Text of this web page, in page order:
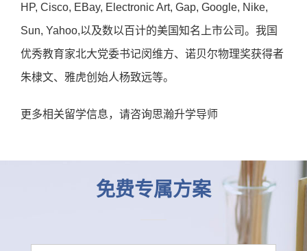
HP, Cisco, EBay, Electronic Art, Gap, Google, Nike,
Sun, Yahoo,以及数以百计的美国知名上市公司。我国
优秀教育家北大党委书记闵维方、诺贝尔物理奖获得者
朱棣文、雅虎创始人杨致远等。
更多相关留学信息，请咨询思瀚升学导师
免费专属方案